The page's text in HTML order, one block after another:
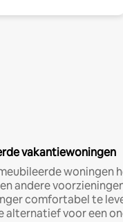
vakantiewoningen
woningen
andere
comfortabel te
alternatief voor een